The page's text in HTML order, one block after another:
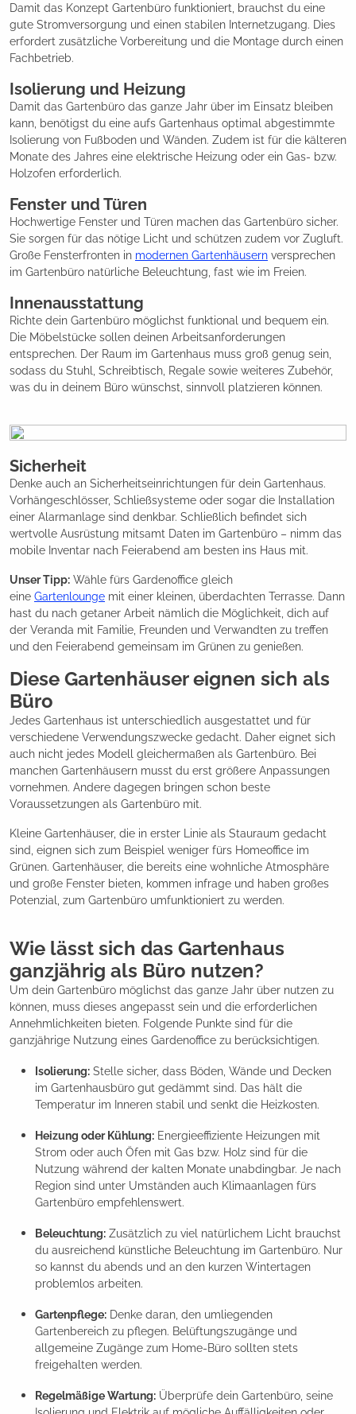
Damit das Konzept Gartenbüro funktioniert, brauchst du eine
gute Stromversorgung und einen stabilen Internetzugang. Dies
erfordert zusätzliche Vorbereitung und die Montage durch einen
Fachbetrieb.
Isolierung und Heizung
Damit das Gartenbüro das ganze Jahr über im Einsatz bleiben
kann, benötigst du eine aufs Gartenhaus optimal abgestimmte
Isolierung von Fußboden und Wänden. Zudem ist für die kälteren
Monate des Jahres eine elektrische Heizung oder ein Gas- bzw.
Holzofen erforderlich.
Fenster und Türen
Hochwertige Fenster und Türen machen das Gartenbüro sicher.
Sie sorgen für das nötige Licht und schützen zudem vor Zugluft.
Große Fensterfronten in modernen Gartenhäusern versprechen
im Gartenbüro natürliche Beleuchtung, fast wie im Freien.
Innenausstattung
Richte dein Gartenbüro möglichst funktional und bequem ein.
Die Möbelstücke sollen deinen Arbeitsanforderungen
entsprechen. Der Raum im Gartenhaus muss groß genug sein,
sodass du Stuhl, Schreibtisch, Regale sowie weiteres Zubehör,
was du in deinem Büro wünschst, sinnvoll platzieren können.
Sicherheit
Denke auch an Sicherheitseinrichtungen für dein Gartenhaus.
Vorhängeschlösser, Schließsysteme oder sogar die Installation
einer Alarmanlage sind denkbar. Schließlich befindet sich
wertvolle Ausrüstung mitsamt Daten im Gartenbüro – nimm das
mobile Inventar nach Feierabend am besten ins Haus mit.
Unser Tipp: Wähle fürs Gardenoffice gleich
eine Gartenlounge mit einer kleinen, überdachten Terrasse. Dann
hast du nach getaner Arbeit nämlich die Möglichkeit, dich auf
der Veranda mit Familie, Freunden und Verwandten zu treffen
und den Feierabend gemeinsam im Grünen zu genießen.
Diese Gartenhäuser eignen sich als
Büro
Jedes Gartenhaus ist unterschiedlich ausgestattet und für
verschiedene Verwendungszwecke gedacht. Daher eignet sich
auch nicht jedes Modell gleichermaßen als Gartenbüro. Bei
manchen Gartenhäusern musst du erst größere Anpassungen
vornehmen. Andere dagegen bringen schon beste
Voraussetzungen als Gartenbüro mit.
Kleine Gartenhäuser, die in erster Linie als Stauraum gedacht
sind, eignen sich zum Beispiel weniger fürs Homeoffice im
Grünen. Gartenhäuser, die bereits eine wohnliche Atmosphäre
und große Fenster bieten, kommen infrage und haben großes
Potenzial, zum Gartenbüro umfunktioniert zu werden.
Wie lässt sich das Gartenhaus
ganzjährig als Büro nutzen?
Um dein Gartenbüro möglichst das ganze Jahr über nutzen zu
können, muss dieses angepasst sein und die erforderlichen
Annehmlichkeiten bieten. Folgende Punkte sind für die
ganzjährige Nutzung eines Gardenoffice zu berücksichtigen.
Isolierung: Stelle sicher, dass Böden, Wände und Decken
im Gartenhausbüro gut gedämmt sind. Das hält die
Temperatur im Inneren stabil und senkt die Heizkosten.
Heizung oder Kühlung: Energieeffiziente Heizungen mit
Strom oder auch Öfen mit Gas bzw. Holz sind für die
Nutzung während der kalten Monate unabdingbar. Je nach
Region sind unter Umständen auch Klimaanlagen fürs
Gartenbüro empfehlenswert.
Beleuchtung: Zusätzlich zu viel natürlichem Licht brauchst
du ausreichend künstliche Beleuchtung im Gartenbüro. Nur
so kannst du abends und an den kurzen Wintertagen
problemlos arbeiten.
Gartenpflege: Denke daran, den umliegenden
Gartenbereich zu pflegen. Belüftungszugänge und
allgemeine Zugänge zum Home-Büro sollten stets
freigehalten werden.
Regelmäßige Wartung: Überprüfe dein Gartenbüro, seine